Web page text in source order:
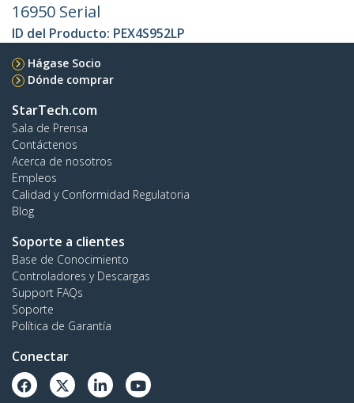
16950 Serial
ID del Producto: PEX4S952LP
Hágase Socio
Dónde comprar
StarTech.com
Sala de Prensa
Contáctenos
Acerca de nosotros
Empleos
Calidad y Conformidad Regulatoria
Blog
Soporte a clientes
Base de Conocimiento
Controladores y Descargas
Support FAQs
Soporte
Política de Garantía
Conectar